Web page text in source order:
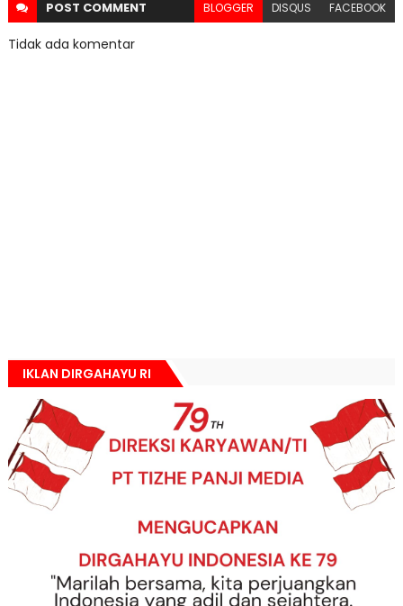
POST COMMENT BLOGGER DISQUS FACEBOOK
Tidak ada komentar
IKLAN DIRGAHAYU RI